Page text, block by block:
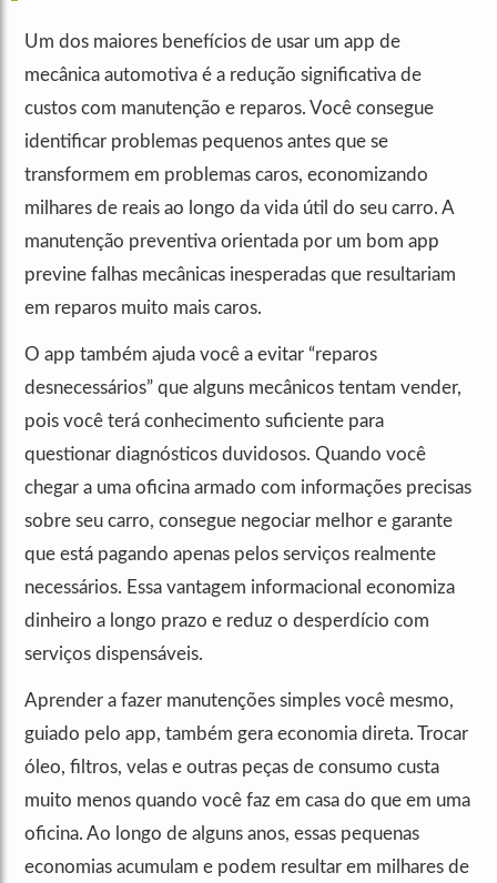
Um dos maiores benefícios de usar um app de
mecânica automotiva é a redução significativa de
custos com manutenção e reparos. Você consegue
identificar problemas pequenos antes que se
transformem em problemas caros, economizando
milhares de reais ao longo da vida útil do seu carro. A
manutenção preventiva orientada por um bom app
previne falhas mecânicas inesperadas que resultariam
em reparos muito mais caros.
O app também ajuda você a evitar “reparos
desnecessários” que alguns mecânicos tentam vender,
pois você terá conhecimento suficiente para
questionar diagnósticos duvidosos. Quando você
chegar a uma oficina armado com informações precisas
sobre seu carro, consegue negociar melhor e garante
que está pagando apenas pelos serviços realmente
necessários. Essa vantagem informacional economiza
dinheiro a longo prazo e reduz o desperdício com
serviços dispensáveis.
Aprender a fazer manutenções simples você mesmo,
guiado pelo app, também gera economia direta. Trocar
óleo, filtros, velas e outras peças de consumo custa
muito menos quando você faz em casa do que em uma
oficina. Ao longo de alguns anos, essas pequenas
economias acumulam e podem resultar em milhares de